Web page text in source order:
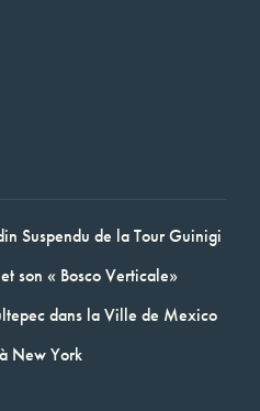
Suspendu de la Tour Guinigi
son « Bosco Verticale»
dans la Ville de Mexico
New York